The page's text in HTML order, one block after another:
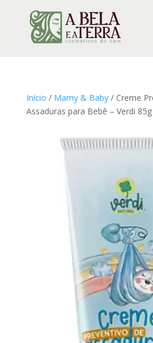
Início / Mamy & Baby/ Creme
Assaduras para Bebê – Verdi 85g